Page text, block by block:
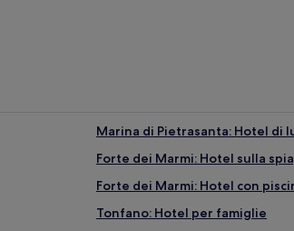
Marina di Pietrasanta: Hotel di
Forte dei Marmi: Hotel sulla
Forte dei Marmi: Hotel con
Tonfano: Hotel per famiglie